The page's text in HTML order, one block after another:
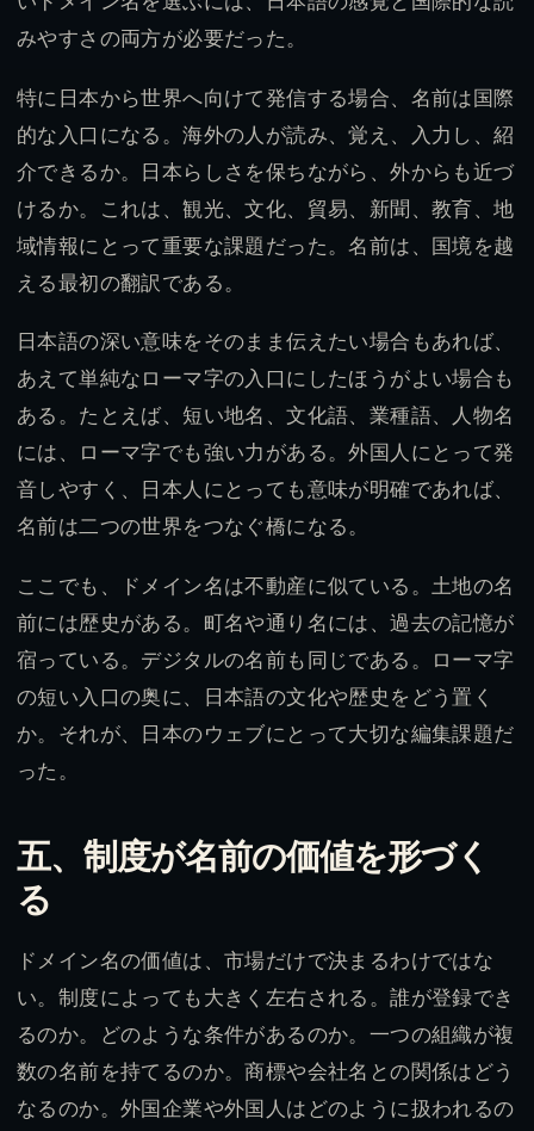
みやすさの両方が必要だった。
特に日本から世界へ向けて発信する場合、名前は国際
的な入口になる。海外の人が読み、覚え、入力し、紹
介できるか。日本らしさを保ちながら、外からも近づ
けるか。これは、観光、文化、貿易、新聞、教育、地
域情報にとって重要な課題だった。名前は、国境を越
える最初の翻訳である。
日本語の深い意味をそのまま伝えたい場合もあれば、
あえて単純なローマ字の入口にしたほうがよい場合も
ある。たとえば、短い地名、文化語、業種語、人物名
には、ローマ字でも強い力がある。外国人にとって発
音しやすく、日本人にとっても意味が明確であれば、
名前は二つの世界をつなぐ橋になる。
ここでも、ドメイン名は不動産に似ている。土地の名
前には歴史がある。町名や通り名には、過去の記憶が
宿っている。デジタルの名前も同じである。ローマ字
の短い入口の奥に、日本語の文化や歴史をどう置く
か。それが、日本のウェブにとって大切な編集課題だ
った。
五、制度が名前の価値を形づく
る
ドメイン名の価値は、市場だけで決まるわけではな
い。制度によっても大きく左右される。誰が登録でき
るのか。どのような条件があるのか。一つの組織が複
数の名前を持てるのか。商標や会社名との関係はどう
なるのか。外国企業や外国人はどのように扱われるの